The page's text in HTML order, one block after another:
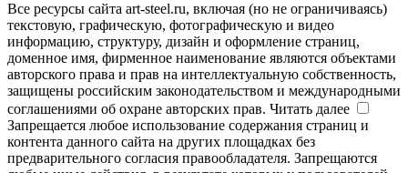
Все ресурсы сайта art-steel.ru, включая (но не ограничиваясь)
текстовую, графическую, фотографическую и видео
информацию, структуру, дизайн и оформление страниц,
доменное имя, фирменное наименование являются объектами
авторского права и прав на интеллектуальную собственность,
защищены российским законодательством и международными
соглашениями об охране авторских прав. Читать далее
Запрещается любое использование содержания страниц и
контента данного сайта на других площадках без
предварительного согласия правообладателя. Запрещаются